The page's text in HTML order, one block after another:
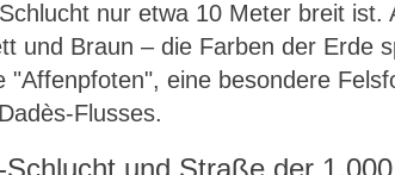
nur etwa 10 Meter breit
und Braun – die Farben der Erde
"Affenpfoten", eine besondere
Flusses.
Schlucht und Straße der